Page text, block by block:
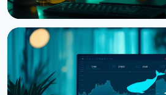
НОВИНА
Ф'ючерси на біткоїн обігнали
Binance
7 серпня 2026 р. 5 хв читання